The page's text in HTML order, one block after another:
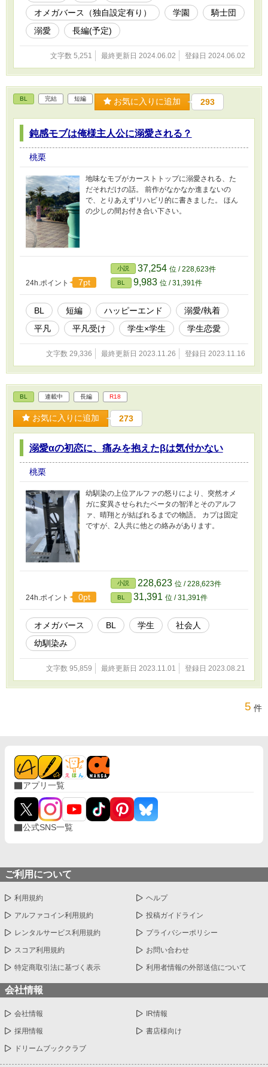
オメガバース（独自設定有り）
学園
騎士団
溺愛
長編(予定)
文字数 5,251 最終更新日 2024.06.02 登録日 2024.06.02
BL 完結 短編 お気に入りに追加 293
鈍感モブは俺様主人公に溺愛される？
桃栗
地味なモブがカーストトップに溺愛される、た
だそれだけの話。 前作がなかなか進まないの
で、とりあえずリハビリ的に書きました。 ほん
の少しの間お付き合い下さい。
24h.ポイント 7pt
小説 37,254 位 / 228,623件
BL 9,983 位 / 31,391件
BL 短編 ハッピーエンド
溺愛/執着
平凡
平凡受け 学生×学生 学生恋愛
文字数 29,336 最終更新日 2023.11.26 登録日 2023.11.16
BL 連載中 長編 R18
お気に入りに追加 273
溺愛αの初恋に、痛みを抱えたβは気付かない
桃栗
幼馴染の上位アルファの怒りにより、突然オメ
ガに変異させられたベータの智洋とそのアルフ
ァ、晴翔とが結ばれるまでの物語。 カプは固定
ですが、2人共に他との絡みがあります。
24h.ポイント 0pt
小説 228,623 位 / 228,623件
BL 31,391 位 / 31,391件
オメガバース BL 学生
社会人
幼馴染み
文字数 95,859 最終更新日 2023.11.01 登録日 2023.08.21
5 件
アプリ一覧
公式SNS一覧
ご利用について
利用規約 ヘルプ
アルファコイン利用規約 投稿ガイドライン
レンタルサービス利用規約 プライバシーポリシー
スコア利用規約 お問い合わせ
特定商取引法に基づく表示 利用者情報の外部送信について
会社情報
会社情報 IR情報
採用情報 書店様向け
ドリームブッククラブ